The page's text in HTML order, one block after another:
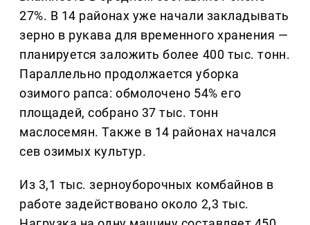
27%. В 14 районах уже начали закладывать
зерно в рукава для временного хранения —
планируется заложить более 400 тыс. тонн.
Параллельно продолжается уборка
озимого рапса: обмолочено 54% его
площадей, собрано 37 тыс. тонн
маслосемян. Также в 14 районах начался
сев озимых культур.
Из 3,1 тыс. зерноуборочных комбайнов в
работе задействовано около 2,3 тыс.